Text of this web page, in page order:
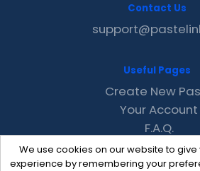
We use cookies on our website to
experience by remembering your
Contact Us
Useful Pages
Create New
Your Account
F.A.Q.
Recent
Contact